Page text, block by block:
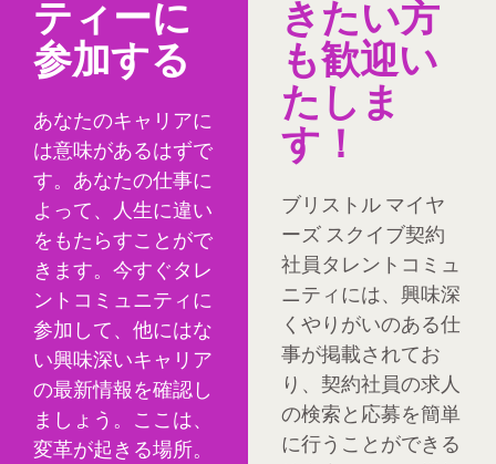
ティーに
参加する
あなたのキャリアに
は意味があるはずで
す。あなたの仕事に
よって、人生に違い
をもたらすことがで
きます。今すぐタレ
ントコミュニティに
参加して、他にはな
い興味深いキャリア
の最新情報を確認し
ましょう。ここは、
変革が起きる場所。
きたい方
も歓迎い
たしま
す！
ブリストル マイヤ
ーズ スクイブ契約
社員タレントコミュ
ニティには、興味深
くやりがいのある仕
事が掲載されてお
り、契約社員の求人
の検索と応募を簡単
に行うことができる